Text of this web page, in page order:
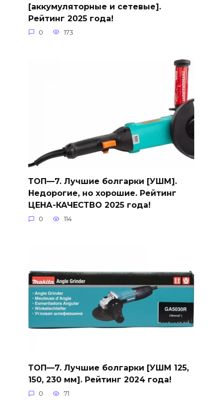
[аккумуляторные и сетевые].
Рейтинг 2025 года!
0 173
ТОП—7. Лучшие болгарки [УШМ].
Недорогие, но хорошие. Рейтинг
ЦЕНА-КАЧЕСТВО 2025 года!
0 114
ТОП—7. Лучшие болгарки [УШМ 125,
150, 230 мм]. Рейтинг 2024 года!
0 71